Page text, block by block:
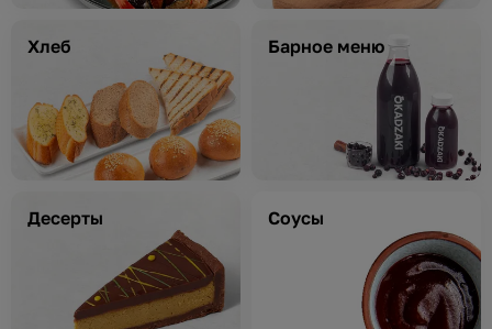
Хлеб Барное меню
Десерты Соусы